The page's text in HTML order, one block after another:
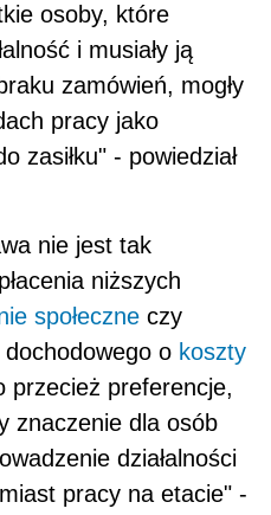
osoby, które
i musiały ją
zamówień, mogły
pracy jako
zasiłku" - powiedział
nie jest tak
niższych
społeczne czy
o koszty
przecież preferencje,
znaczenie dla osób
działalności
pracy na etacie" -